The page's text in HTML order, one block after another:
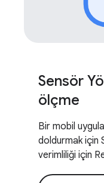
Sensör
ölçme
Bir mobil
doldurmak için
verimliliği için